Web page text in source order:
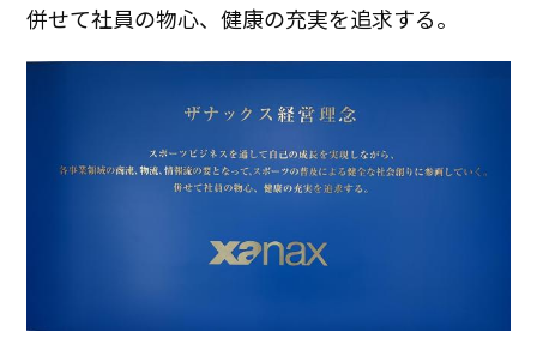
併せて社員の物心、健康の充実を追求する。